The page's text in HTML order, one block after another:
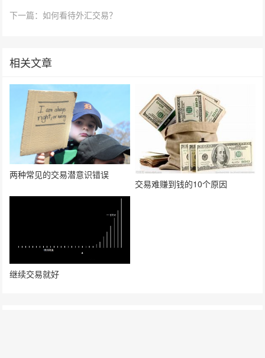
下一篇：如何看待外汇交易？
相关文章
两种常见的交易潜意识错误
交易难赚到钱的10个原因
继续交易就好